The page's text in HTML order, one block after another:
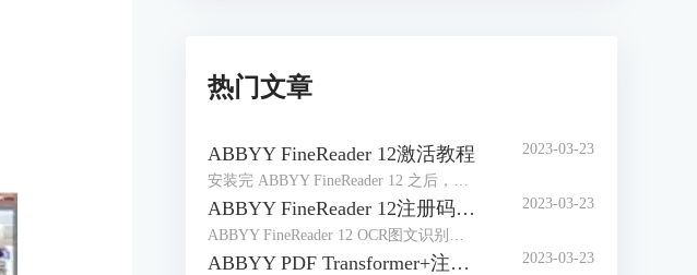
热门文章
ABBYY FineReader 12激活教程 2023-03-23
ABBYY FineReader 12注册码-激活码-序列号地址 2023-03-23
ABBYY PDF Transformer+注册码-激活码-序列号地址 2023-03-23